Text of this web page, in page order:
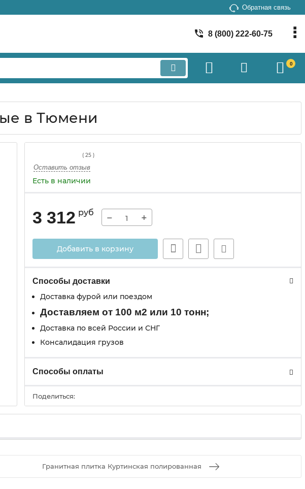
Обратная связь
8 (800) 222-60-75
0
в Тюмени
( 25 )
Оставить отзыв
Есть в наличии
3 312 руб − +
Добавить в корзину
Способы доставки
Доставка фурой или поездом
Доставляем от 100 м2 или 10 тонн;
Доставка по всей России и СНГ
Консалидация грузов
Способы оплаты
Поделиться:
Гранитная плитка Куртинская полированная